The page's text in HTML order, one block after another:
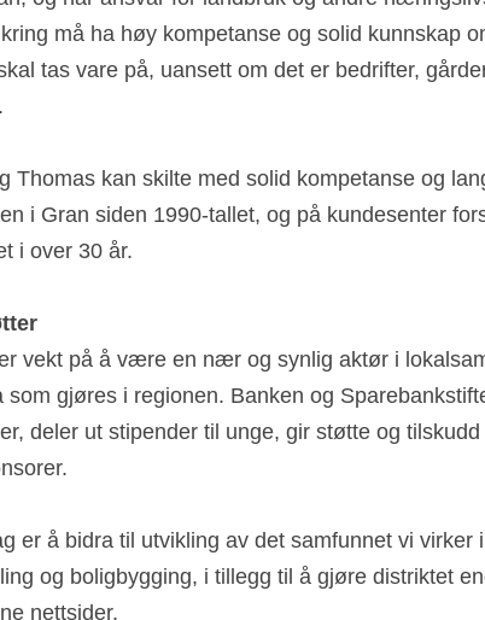
og har ansvar for landbruk og andre
må ha høy kompetanse og solid kunnskap
tas vare på, uansett om det er bedrifter,
Thomas kan skilte med solid kompetanse og
i Gran siden 1990-tallet, og på kundesenter
i over 30 år.
vekt på å være en nær og synlig aktør i
som gjøres i regionen. Banken og
deler ut stipender til unge, gir støtte og
er å bidra til utvikling av det samfunnet vi virker
og boligbygging, i tillegg til å gjøre distriktet